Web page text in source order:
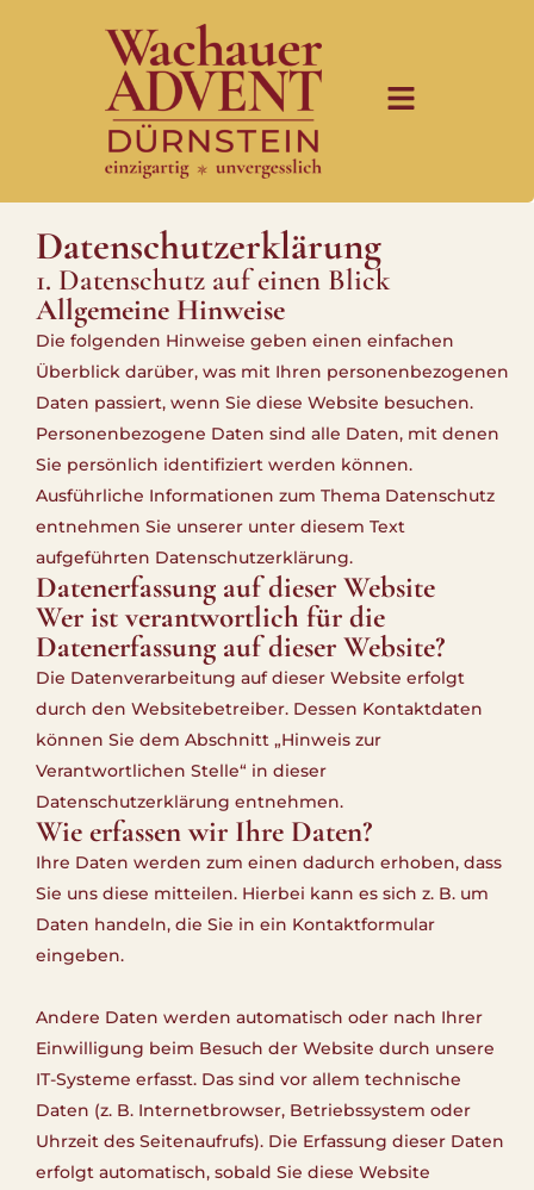
Datenschutz­erklärung
1. Datenschutz auf einen Blick
Allgemeine Hinweise
Die folgenden Hinweise geben einen einfachen
Überblick darüber, was mit Ihren personenbezogenen
Daten passiert, wenn Sie diese Website besuchen.
Personenbezogene Daten sind alle Daten, mit denen
Sie persönlich identifiziert werden können.
Ausführliche Informationen zum Thema Datenschutz
entnehmen Sie unserer unter diesem Text
aufgeführten Datenschutzerklärung.
Datenerfassung auf dieser Website
Wer ist verantwortlich für die
Datenerfassung auf dieser Website?
Die Datenverarbeitung auf dieser Website erfolgt
durch den Websitebetreiber. Dessen Kontaktdaten
können Sie dem Abschnitt „Hinweis zur
Verantwortlichen Stelle“ in dieser
Datenschutzerklärung entnehmen.
Wie erfassen wir Ihre Daten?
Ihre Daten werden zum einen dadurch erhoben, dass
Sie uns diese mitteilen. Hierbei kann es sich z. B. um
Daten handeln, die Sie in ein Kontaktformular
eingeben.
Andere Daten werden automatisch oder nach Ihrer
Einwilligung beim Besuch der Website durch unsere
IT-Systeme erfasst. Das sind vor allem technische
Daten (z. B. Internetbrowser, Betriebssystem oder
Uhrzeit des Seitenaufrufs). Die Erfassung dieser Daten
erfolgt automatisch, sobald Sie diese Website